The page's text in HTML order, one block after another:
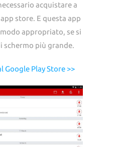
acquistare a
store. E questa app
appropriato, se si
schermo più grande.
Google Play Store >>